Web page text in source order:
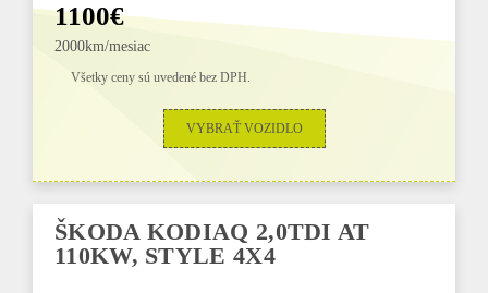
1100€
2000km/mesiac
Všetky ceny sú uvedené bez DPH.
VYBRAŤ VOZIDLO
ŠKODA KODIAQ 2,0TDI AT
110KW, STYLE 4X4